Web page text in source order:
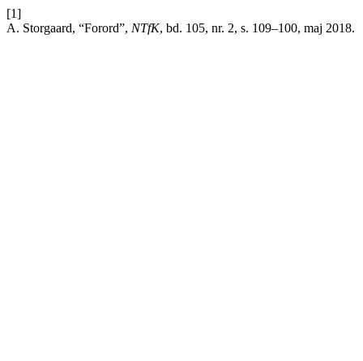
[1]
A. Storgaard, “Forord”, NTfK, bd. 105, nr. 2, s. 109–100, maj 2018.